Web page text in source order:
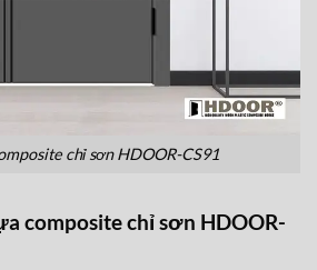
chỉ sơn HDOOR-CS91
composite chỉ sơn HDOOR-